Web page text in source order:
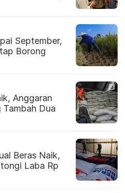
September,
Borong
Anggaran
Tambah Dua
Beras Naik,
Laba Rp